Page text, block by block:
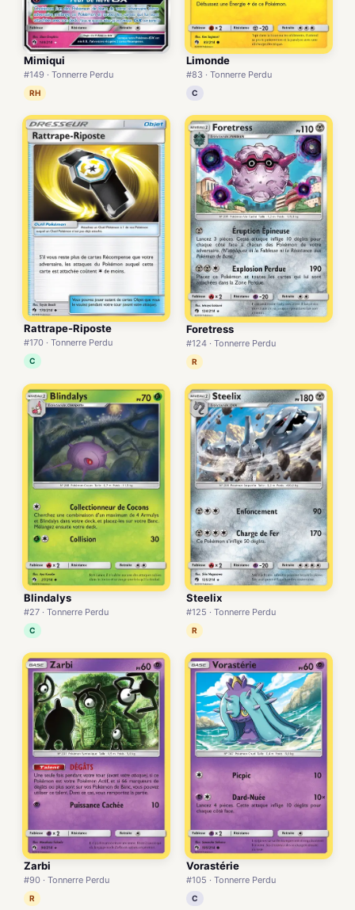
Mimiqui
#149 · Tonnerre Perdu
RH
Limonde
#83 · Tonnerre Perdu
C
Rattrape-Riposte
#170 · Tonnerre Perdu
C
Foretress
#124 · Tonnerre Perdu
R
Blindalys
#27 · Tonnerre Perdu
C
Steelix
#125 · Tonnerre Perdu
R
Zarbi
#90 · Tonnerre Perdu
R
Vorastérie
#105 · Tonnerre Perdu
C